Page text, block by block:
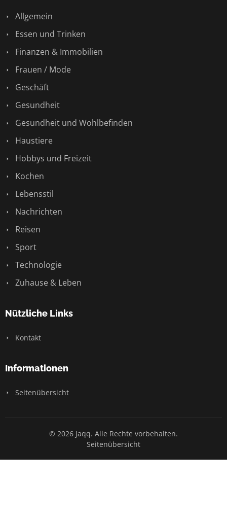
Allgemein
Essen und Trinken
Finanzen & Immobilien
Frauen / Mode
Geschäft
Gesundheit
Gesundheit und Wohlbefinden
Haustiere
Hobbys und Freizeit
Kochen
Lebensstil
Nachrichten
Reisen
Sport
Technologie
Zuhause & Leben
Nützliche Links
Kontakt
Informationen
Seitenübersicht
© 2026 Jaqq. Alle Rechte vorbehalten.
Seitenübersicht